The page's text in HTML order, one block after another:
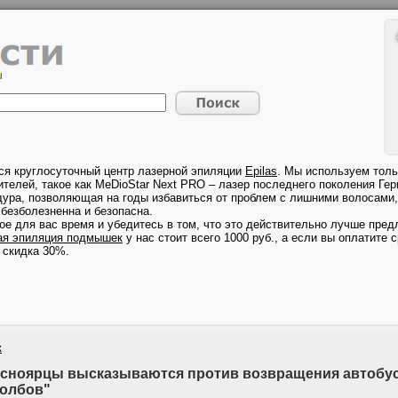
круглосуточный центр лазерной эпиляции Epilas. Мы используем
такое как MeDioStar Next PRO – лазер последнего поколения
позволяющая на годы избавиться от проблем с лишними
и безопасна.
для вас время и убедитесь в том, что это действительно лучше
эпиляция подмышек у нас стоит всего 1000 руб., а если вы оплатите
30%.
высказываются против возвращения